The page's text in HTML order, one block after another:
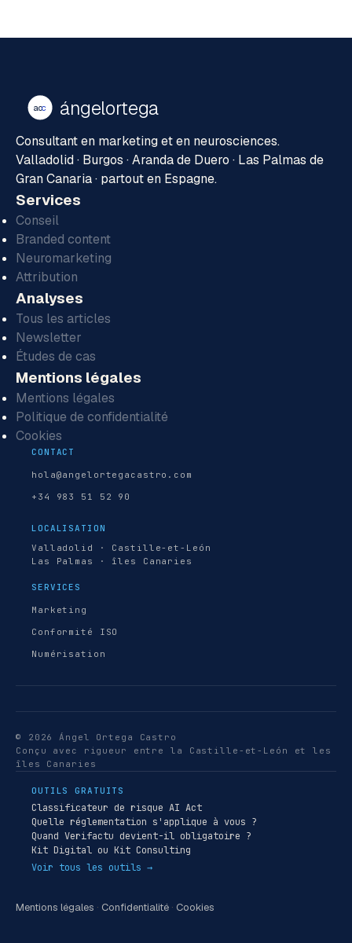
aoc ángelortega
Consultant en marketing et en neurosciences.
Valladolid · Burgos · Aranda de Duero · Las Palmas de
Gran Canaria · partout en Espagne.
Services
Conseil
Branded content
Neuromarketing
Attribution
Analyses
Tous les articles
Newsletter
Études de cas
Mentions légales
Mentions légales
Politique de confidentialité
Cookies
CONTACT
hola@angelortegacastro.com
+34 983 51 52 90
LOCALISATION
Valladolid · Castille-et-León
Las Palmas · îles Canaries
SERVICES
Marketing
Conformité ISO
Numérisation
© 2026 Ángel Ortega Castro
Conçu avec rigueur entre la Castille-et-León et les
îles Canaries
OUTILS GRATUITS
Classificateur de risque AI Act
Quelle réglementation s'applique à vous ?
Quand Verifactu devient-il obligatoire ?
Kit Digital ou Kit Consulting
Voir tous les outils →
Mentions légales · Confidentialité · Cookies